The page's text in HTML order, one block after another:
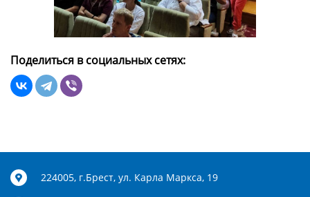
Поделиться в социальных сетях:
224005, г.Брест, ул. Карла Маркса, 19